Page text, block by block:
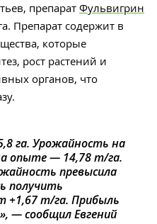
препарат Фульвигрин
Препарат содержит в
которые
рост растений и
органов, что
га. Урожайность на
опыте — 14,78 т/га.
превысила
получить
+1,67 т/га. Прибыль
— сообщил Евгений